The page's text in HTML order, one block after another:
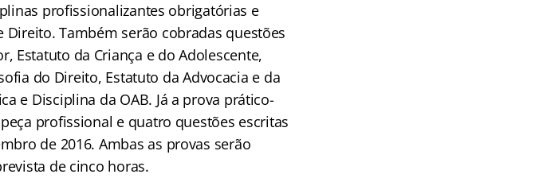
profissionalizantes obrigatórias e
Também serão cobradas questões
Estatuto da Criança e do Adolescente,
do Direito, Estatuto da Advocacia e da
e Disciplina da OAB. Já a prova prático-
profissional e quatro questões escritas
de 2016. Ambas as provas serão
de cinco horas.